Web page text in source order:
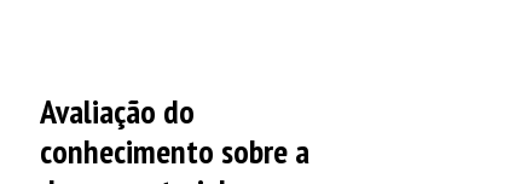
Avaliação do
conhecimento sobre a